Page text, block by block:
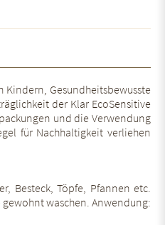
Gesundheitsbewusste
der Klar EcoSensitive
und die Verwendung
für Nachhaltigkeit verliehen
Besteck, Töpfe, Pfannen etc.
waschen. Anwendung: